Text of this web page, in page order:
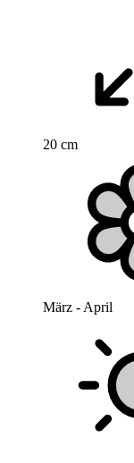
20 cm
März - April